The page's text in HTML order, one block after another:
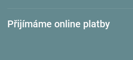
Přijímáme online platby